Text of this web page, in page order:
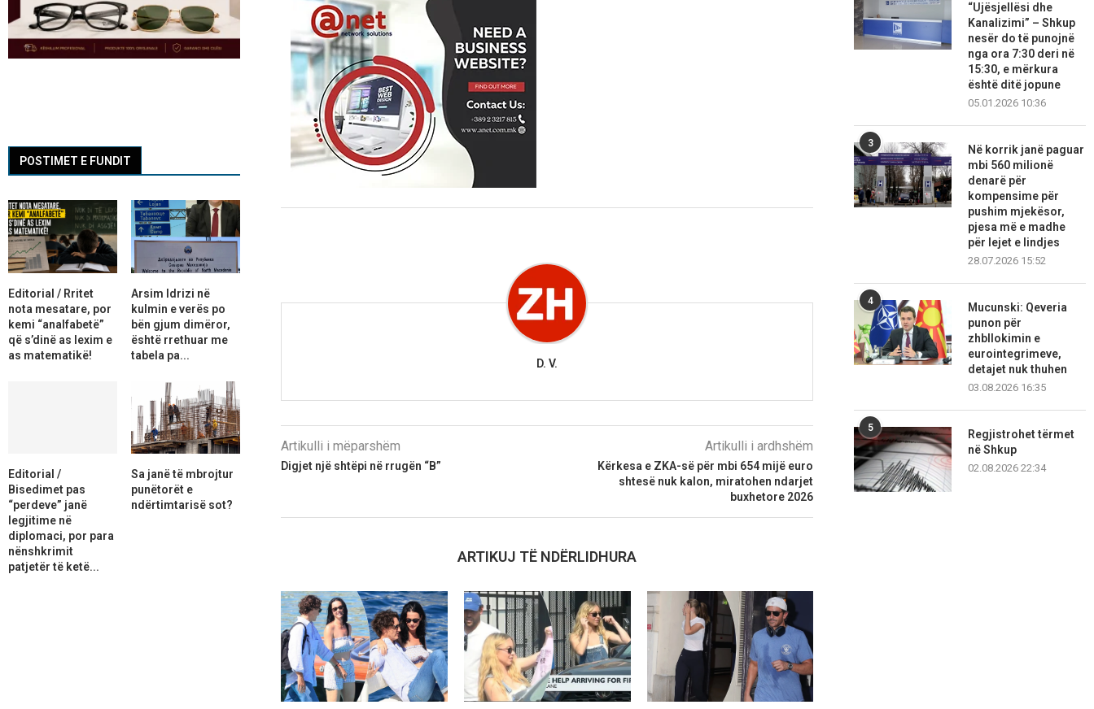
D. V.
Artikulli i mëparshëm
Digjet një shtëpi në rrugën “B”
Artikulli i ardhshëm
Kërkesa e ZKA-së për mbi 654 mijë euro
shtesë nuk kalon, miratohen ndarjet
buxhetore 2026
ARTIKUJ TË NDËRLIDHURA
“Ujësjellësi dhe
Kanalizimi” – Shkup
nesër do të punojnë
nga ora 7:30 deri në
15:30, e mërkura
është ditë jopune
05.01.2026 10:36
3
Në korrik janë paguar
mbi 560 milionë
denarë për
kompensime për
pushim mjekësor,
pjesa më e madhe
për lejet e lindjes
28.07.2026 15:52
4
Mucunski: Qeveria
punon për
zhbllokimin e
eurointegrimeve,
detajet nuk thuhen
03.08.2026 16:35
5
Regjistrohet tërmet
në Shkup
02.08.2026 22:34
POSTIMET E FUNDIT
Editorial / Rritet
nota mesatare, por
kemi “analfabetë”
që s’dinë as lexim e
as matematikë!
Arsim Idrizi në
kulmin e verës po
bën gjum dimëror,
është rrethuar me
tabela pa...
Editorial /
Bisedimet pas
“perdeve” janë
legjitime në
diplomaci, por para
nënshkrimit
patjetër të ketë...
Sa janë të mbrojtur
punëtorët e
ndërtimtarisë sot?